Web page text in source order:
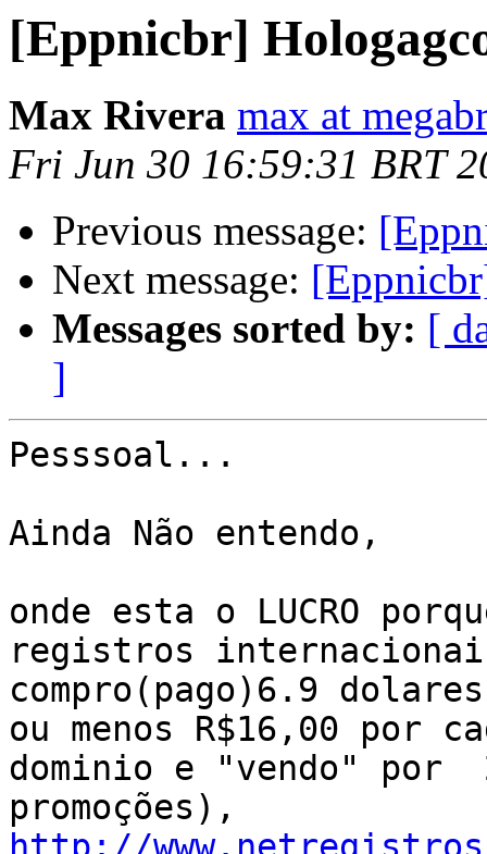
[Eppnicbr]
Max Rivera max at
Fri Jun 30 16:59:31 BRT
Previous message:
Next message:
Messages sorted by: [
]
Pesssoal...
Ainda Não entendo,
onde esta o LUCRO
registros
compro(pago)6.9
ou menos R$16,00 por
dominio e "vendo" por